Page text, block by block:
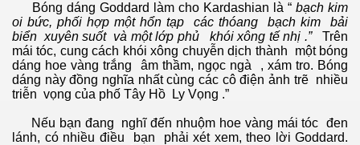
Bóng dáng Goddard làm cho Kardashian là “ bạch kim
oi bức, phối hợp một hổn tạp các thóang bạch kim bải
biển xuyên suốt và một lớp phủ khói xông tế nhị .”Trên
mái tóc, cung cách khói xông chuyễn dịch thành một bóng
dáng hoe vàng trắng âm thầm, ngọc ngà , xám tro. Bóng
dáng này đồng nghĩa nhất cùng các cô điện ảnh trẽ nhiều
triễn vọng của phố Tây Hồ Ly Vọng .”
Nếu bạn đang nghĩ đến nhuộm hoe vàng mái tóc đen
lánh, có nhiều điều bạn phải xét xem, theo lời Goddard.